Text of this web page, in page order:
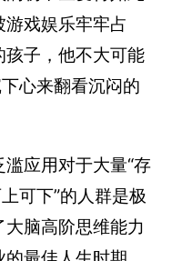
戏娱乐牢牢占
子，他不大可能
心来翻看沉闷的
应用对于大量“存
可下”的人群是极
脑高阶思维能力